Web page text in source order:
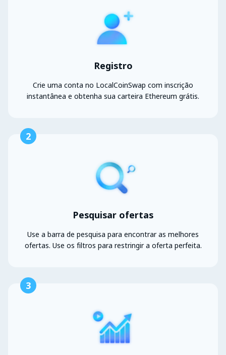
Registro
Crie uma conta no LocalCoinSwap com inscrição
instantânea e obtenha sua carteira Ethereum grátis.
2
Pesquisar ofertas
Use a barra de pesquisa para encontrar as melhores
ofertas. Use os filtros para restringir a oferta perfeita.
3